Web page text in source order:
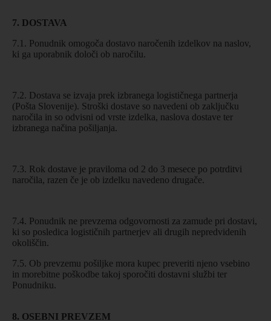
7. DOSTAVA
7.1. Ponudnik omogoča dostavo naročenih izdelkov na naslov,
ki ga uporabnik določi ob naročilu.
7.2. Dostava se izvaja prek izbranega logističnega partnerja
(Pošta Slovenije). Stroški dostave so navedeni ob zaključku
naročila in so odvisni od vrste izdelka, naslova dostave ter
izbranega načina pošiljanja.
7.3. Rok dostave je praviloma od 2 do 3 mesece po potrditvi
naročila, razen če je ob izdelku navedeno drugače.
7.4. Ponudnik ne prevzema odgovornosti za zamude pri dostavi,
ki so posledica logističnih partnerjev ali drugih nepredvidenih
okoliščin.
7.5. Ob prevzemu pošiljke mora kupec preveriti njeno vsebino
in morebitne poškodbe takoj sporočiti dostavni službi ter
Ponudniku.
8. OSEBNI PREVZEM